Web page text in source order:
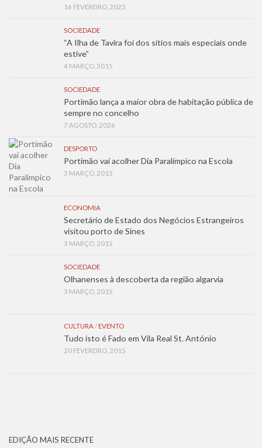
16 FEVEREIRO, 2023
SOCIEDADE
“A Ilha de Tavira foi dos sítios mais especiais onde
estive”
4 MARÇO, 2015
SOCIEDADE
Portimão lança a maior obra de habitação pública de
sempre no concelho
7 AGOSTO, 2026
DESPORTO
Portimão vai acolher Dia Paralímpico na Escola
3 MARÇO, 2015
ECONOMIA
Secretário de Estado dos Negócios Estrangeiros
visitou porto de Sines
3 MARÇO, 2015
SOCIEDADE
Olhanenses à descoberta da região algarvia
3 MARÇO, 2015
CULTURA / EVENTO
Tudo isto é Fado em Vila Real St. António
20 FEVEREIRO, 2015
EDIÇÃO MAIS RECENTE